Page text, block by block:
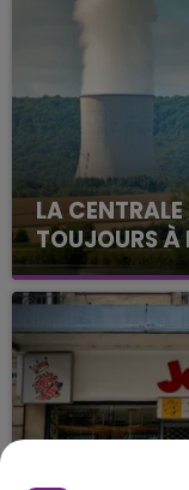
LA
TOUJOURS À
Cela fait déjà
nucléaire
justifiée par la
présente.